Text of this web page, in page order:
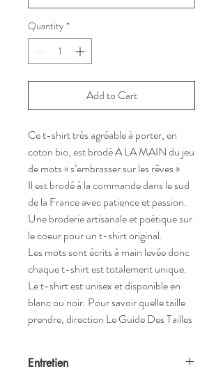
Quantity *
Add to Cart
Ce t-shirt très agréable à porter, en
coton bio, est brodé A LA MAIN du jeu
de mots « s’embrasser sur les rêves »
Il est brodé à la commande dans le sud
de la France avec patience et passion.
Une broderie artisanale et poétique sur
le coeur pour un t-shirt original.
Les mots sont écrits à main levée donc
chaque t-shirt est totalement unique.
Le t-shirt est unisex et disponible en
blanc ou noir. Pour savoir quelle taille
prendre, direction Le Guide Des Tailles
Entretien